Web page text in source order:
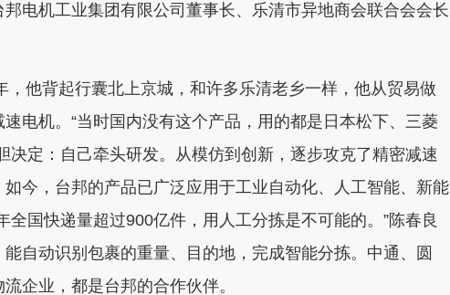
电机工业集团有限公司董事长、乐清市异地商会联合会会长
他背起行囊北上京城，和许多乐清老乡一样，他从贸易做
电机。“当时国内没有这个产品，用的都是日本松下、三菱
决定：自己牵头研发。从模仿到创新，逐步攻克了精密减速
今，台邦的产品已广泛应用于工业自动化、人工智能、新能
全国快递量超过900亿件，用人工分拣是不可能的。”陈春良
自动识别包裹的重量、目的地，完成智能分拣。中通、圆
企业，都是台邦的合作伙伴。